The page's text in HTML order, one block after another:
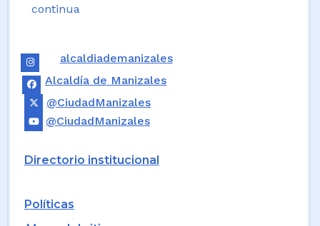
continua
alcaldiademanizales
Alcaldía de Manizales
@CiudadManizales
@CiudadManizales
Directorio institucional
Políticas